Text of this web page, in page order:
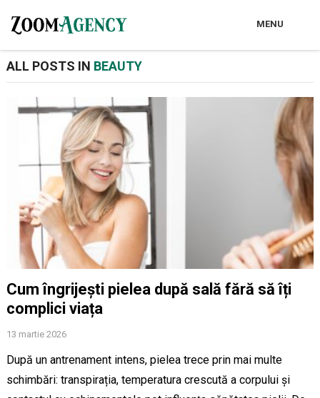
MENU
ALL POSTS IN BEAUTY
Cum îngrijești pielea după sală fără să îți
complici viața
13 martie 2026
După un antrenament intens, pielea trece prin mai multe
schimbări: transpirația, temperatura crescută a corpului și